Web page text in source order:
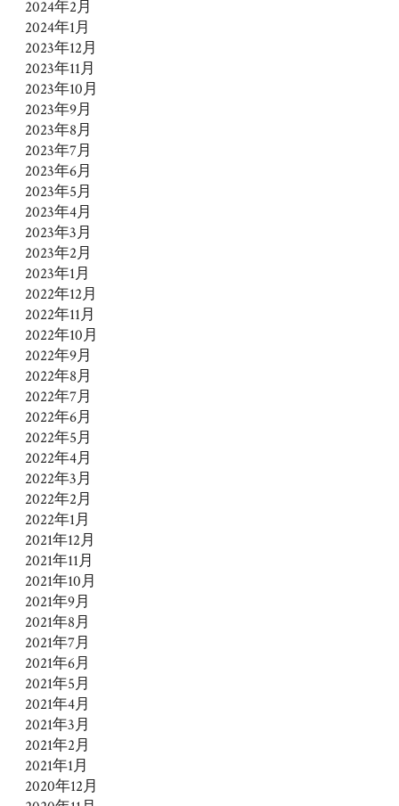
2024年2月
2024年1月
2023年12月
2023年11月
2023年10月
2023年9月
2023年8月
2023年7月
2023年6月
2023年5月
2023年4月
2023年3月
2023年2月
2023年1月
2022年12月
2022年11月
2022年10月
2022年9月
2022年8月
2022年7月
2022年6月
2022年5月
2022年4月
2022年3月
2022年2月
2022年1月
2021年12月
2021年11月
2021年10月
2021年9月
2021年8月
2021年7月
2021年6月
2021年5月
2021年4月
2021年3月
2021年2月
2021年1月
2020年12月